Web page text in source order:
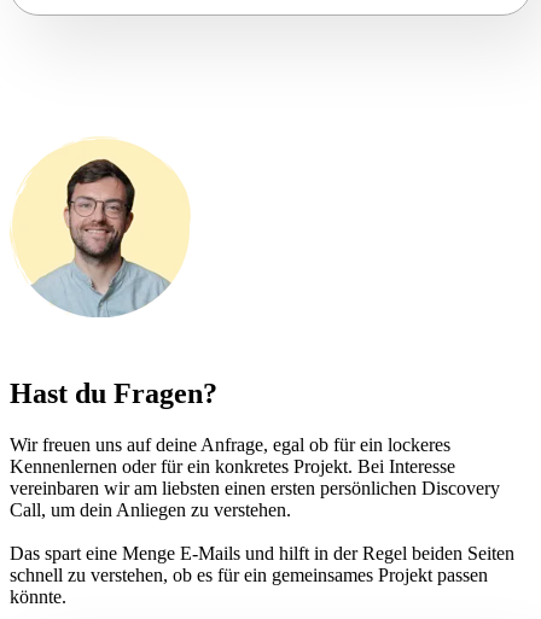
Hast du Fragen?
Wir freuen uns auf deine Anfrage, egal ob für ein lockeres
Kennenlernen oder für ein konkretes Projekt. Bei Interesse
vereinbaren wir am liebsten einen ersten persönlichen Discovery
Call, um dein Anliegen zu verstehen.
Das spart eine Menge E-Mails und hilft in der Regel beiden Seiten
schnell zu verstehen, ob es für ein gemeinsames Projekt passen
könnte.